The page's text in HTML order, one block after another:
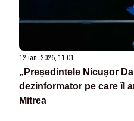
12 ian. 2026, 11:01
„Președintele Nicușor
dezinformator pe care îl
Mitrea